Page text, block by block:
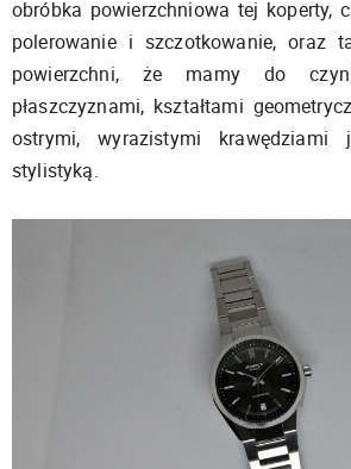
obróbka powierzchniowa tej koperty,
polerowanie i szczotkowanie, oraz
powierzchni, że mamy do
płaszczyznami, kształtami
ostrymi, wyrazistymi
stylistyką.